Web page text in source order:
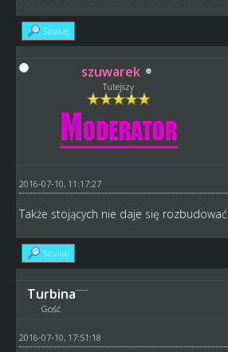
Szukaj
szuwarek
Tutejszy
2016-07-10, 11:17:27
Także stojących nie daje się
Szukaj
Turbina
Gość
2016-07-10, 17:51:18